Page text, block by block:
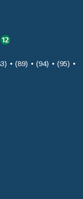
• (89) • (94) • (95) •